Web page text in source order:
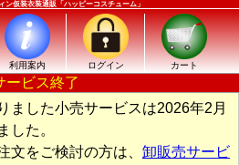
仮装衣装通販「ハッピーコスチューム」
利用案内 ログイン カート
ービス終了
ました小売サービスは2026年2月
した。
文をご検討の方は、 卸販売サービ